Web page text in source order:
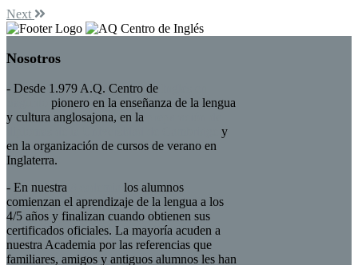
Next
Nosotros
- Desde 1.979 A.Q. Centro de
pionero en la enseñanza de la lengua
y cultura anglosajona, en la
y
en la organización de cursos de verano en
Inglaterra.
- En nuestra
los alumnos
comienzan el aprendizaje de la lengua a los
4/5 años y finalizan cuando obtienen sus
certificados oficiales. La mayoría acuden a
nuestra Academia por las referencias que
familiares, amigos y antiguos alumnos les han